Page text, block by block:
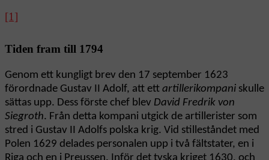
[1]
Tiden fram till 1794
Genom ett kungligt brev den 17 september 1623
förordnade Gustav II Adolf, att ett artillerikompani skulle
sättas upp. Dess förste chef blev David Fredrik von
Siegroth. Från detta kompani utgick de artillerister som
stred i Gustav II Adolfs polska krig. Vid stilleståndet med
Polen 1629 delades personalen upp i två fältstater, en i